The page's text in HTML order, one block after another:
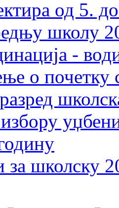
од 5.
школу
-
о почетку
школску